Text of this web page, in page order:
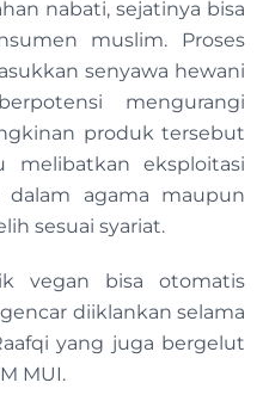
nabati, sejatinya bisa
muslim. Proses
senyawa hewani
mengurangi
produk tersebut
melibatkan eksploitasi
dalam agama maupun
sesuai syariat.
vegan bisa otomatis
diiklankan selama
yang juga bergelut
MUI.